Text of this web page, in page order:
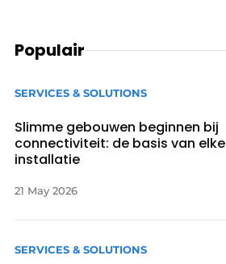
Populair
SERVICES & SOLUTIONS
Slimme gebouwen beginnen bij
connectiviteit: de basis van elke
installatie
21 May 2026
SERVICES & SOLUTIONS